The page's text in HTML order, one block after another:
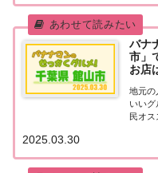
バナ
市」
お店
地元の
いい
民オス
マン
2025.03.30